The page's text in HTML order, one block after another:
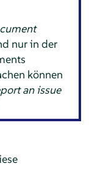
nur in der
können
an issue